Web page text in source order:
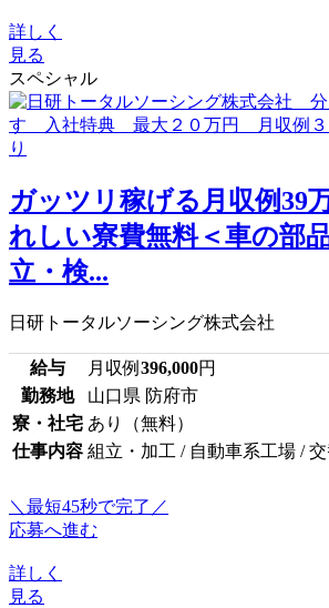
詳しく
見る
スペシャル
ガッツリ稼げる月収例39
れしい寮費無料＜車の部
立・検...
日研トータルソーシング株式会社
給与 月収例 396,000円
勤務地
山口県 防府市
寮・社宅 あり（無料）
仕事内容 組立・加工 / 自動車系工場 / 交
＼最短45秒で完了／
応募へ進む
詳しく
見る